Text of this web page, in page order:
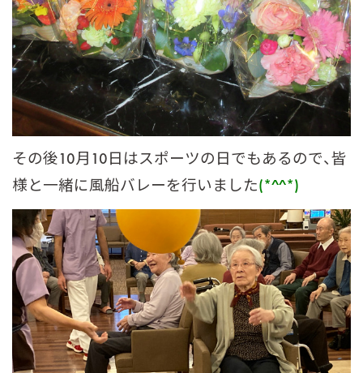
その後10月10日はスポーツの日でもあるので、皆
様と一緒に風船バレーを行いました(*^^*)